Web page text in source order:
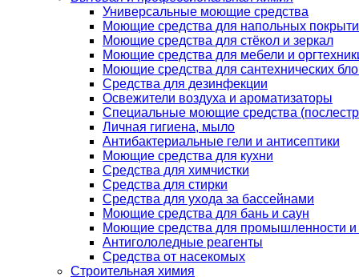
Универсальные моющие средства
Моющие средства для напольных
Моющие средства для стёкол и зеркал
Моющие средства для мебели и
Моющие средства для сантехнических
Средства для дезинфекции
Освежители воздуха и ароматизаторы
Специальные моющие средства
Личная гигиена, мыло
Антибактериальные гели и антисептики
Моющие средства для кухни
Средства для химчистки
Средства для стирки
Средства для ухода за бассейнами
Моющие средства для бань и саун
Моющие средства для промышленности и
Антигололедные реагенты
Средства от насекомых
Строительная химия